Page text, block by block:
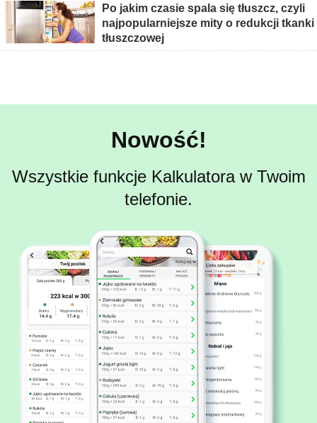
Po jakim czasie spala się tłuszcz, czyli
najpopularniejsze mity o redukcji tkanki
tłuszczowej
Nowość!
Wszystkie funkcje Kalkulatora w Twoim
telefonie.